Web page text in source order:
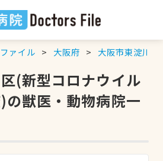
ァイル 大阪府 大阪市東淀川区
(新型コロナウイル
の獣医・動物病院一